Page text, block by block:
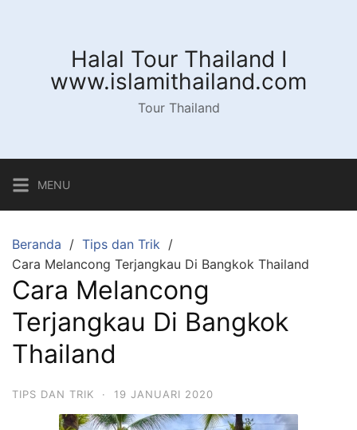
Halal Tour Thailand I
www.islamithailand.com
Tour Thailand
MENU
Beranda
Tips dan Trik
Cara Melancong Terjangkau Di Bangkok Thailand
Cara Melancong
Terjangkau Di Bangkok
Thailand
TIPS DAN TRIK · 19 JANUARI 2020